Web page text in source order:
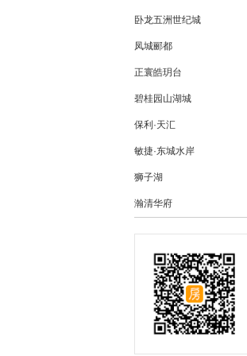
卧龙五洲世纪城
凤城郦都
正寰皓玥台
碧桂园山湖城
保利·天汇
敏捷·东城水岸
狮子湖
瀚清华府